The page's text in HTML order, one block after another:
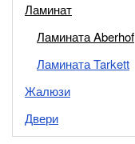
Ламинат
Ламината Aberhof
Ламината Tarkett
Жалюзи
Двери